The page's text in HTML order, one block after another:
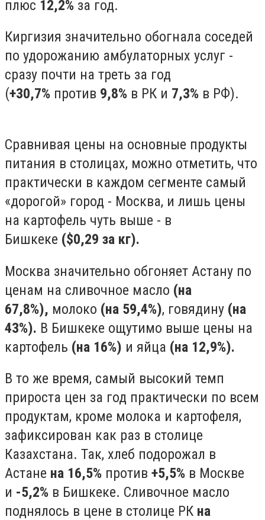
плюс 12,2% за год.
Киргизия значительно обогнала соседей
по удорожанию амбулаторных услуг -
сразу почти на треть за год
(+30,7% против 9,8% в РК и 7,3% в РФ).
Сравнивая цены на основные продукты
питания в столицах, можно отметить, что
практически в каждом сегменте самый
«дорогой» город - Москва, и лишь цены
на картофель чуть выше - в
Бишкеке ($0,29 за кг).
Москва значительно обгоняет Астану по
ценам на сливочное масло (на
67,8%), молоко (на 59,4%), говядину (на
43%). В Бишкеке ощутимо выше цены на
картофель (на 16%) и яйца (на 12,9%).
В то же время, самый высокий темп
прироста цен за год практически по всем
продуктам, кроме молока и картофеля,
зафиксирован как раз в столице
Казахстана. Так, хлеб подорожал в
Астане на 16,5% против +5,5% в Москве
и -5,2% в Бишкеке. Сливочное масло
поднялось в цене в столице РК на